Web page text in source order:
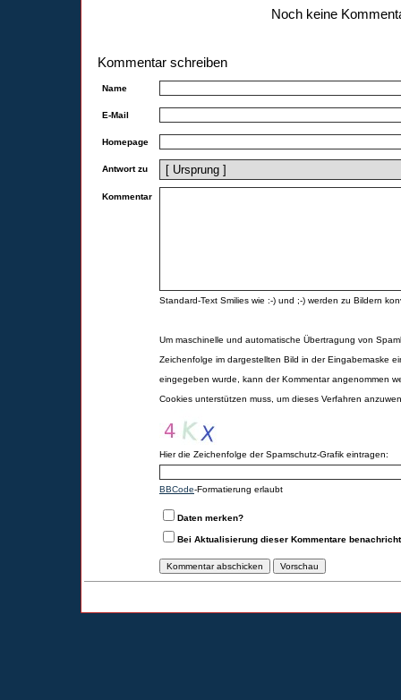
Noch keine
Kommentar schreiben
Name
E-Mail
Homepage
Antwort zu
Kommentar
Standard-Text Smilies wie :-) und ;-) werden zu Bildern
Um maschinelle und automatische Übertragung von
Zeichenfolge im dargestellten Bild in der Eingabemaske
eingegeben wurde, kann der Kommentar angenommen
Cookies unterstützen muss, um dieses Verfahren
Hier die Zeichenfolge der Spamschutz-Grafik eintragen:
BBCode-Formatierung erlaubt
Daten merken?
Bei Aktualisierung dieser Kommentare